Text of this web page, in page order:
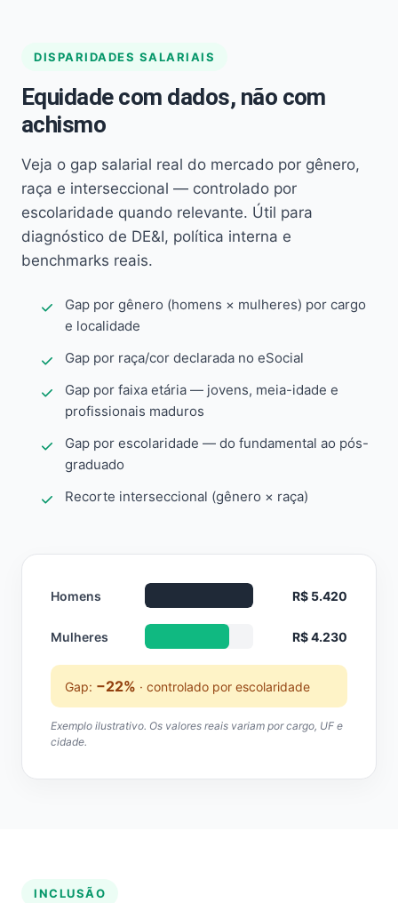
DISPARIDADES SALARIAIS
Equidade com dados, não com
achismo
Veja o gap salarial real do mercado por gênero,
raça e interseccional — controlado por
escolaridade quando relevante. Útil para
diagnóstico de DE&I, política interna e
benchmarks reais.
Gap por gênero (homens × mulheres) por cargo
e localidade
Gap por raça/cor declarada no eSocial
Gap por faixa etária — jovens, meia-idade e
profissionais maduros
Gap por escolaridade — do fundamental ao pós-
graduado
Recorte interseccional (gênero × raça)
Homens R$ 5.420
Mulheres R$ 4.230
Gap: −22% · controlado por escolaridade
Exemplo ilustrativo. Os valores reais variam por cargo, UF e
cidade.
INCLUSÃO